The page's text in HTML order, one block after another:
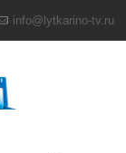
info@lytkarino-tv.ru